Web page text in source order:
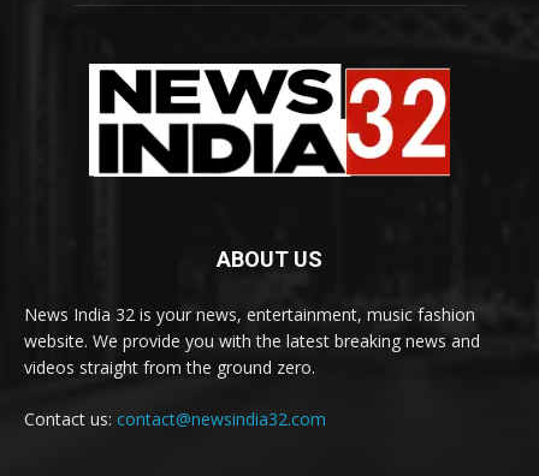
ABOUT US
News India 32 is your news, entertainment, music fashion
website. We provide you with the latest breaking news and
videos straight from the ground zero.
Contact us: contact@newsindia32.com